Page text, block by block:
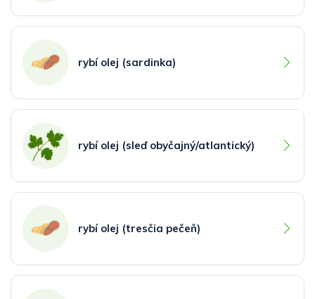
rybí olej (sardinka)
rybí olej (sleď obyčajný/atlantický)
rybí olej (tresčia pečeň)